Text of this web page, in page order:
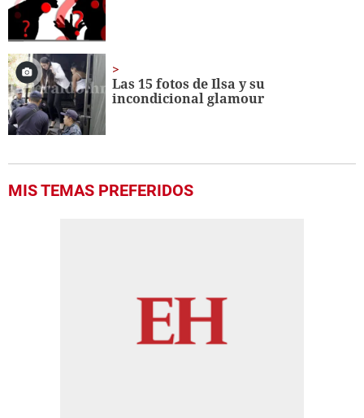
Las 15 fotos de Ilsa y su
incondicional glamour
MIS TEMAS PREFERIDOS